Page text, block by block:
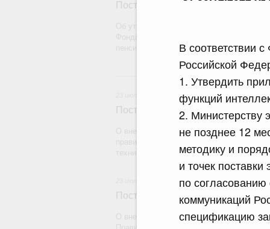
В соответствии
Российской
1. Утвердить
функций
2. Министерству
не позднее 12
методику и
и точек поставки
по
коммуникаций
спецификацию
Постановление Правительства
пенсионному страхованию
Постановление Правительства
О внесении на ратификацию Протокола
техники) в рамках Евразийского
Постановление Правительства
О внесении на ратификацию